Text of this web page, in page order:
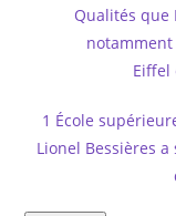
Qualités que
Eiffel
1 École
Lionel Bessières